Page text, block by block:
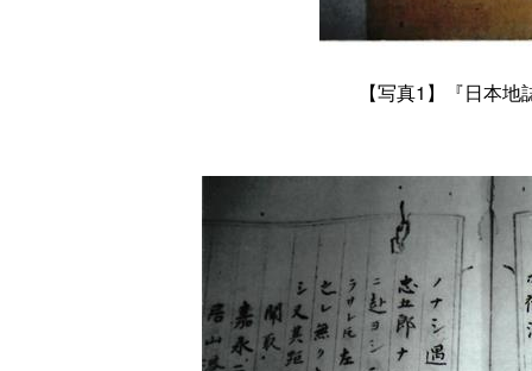
【写真1 】『日本地